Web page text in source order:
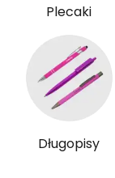
Plecaki
Długopisy